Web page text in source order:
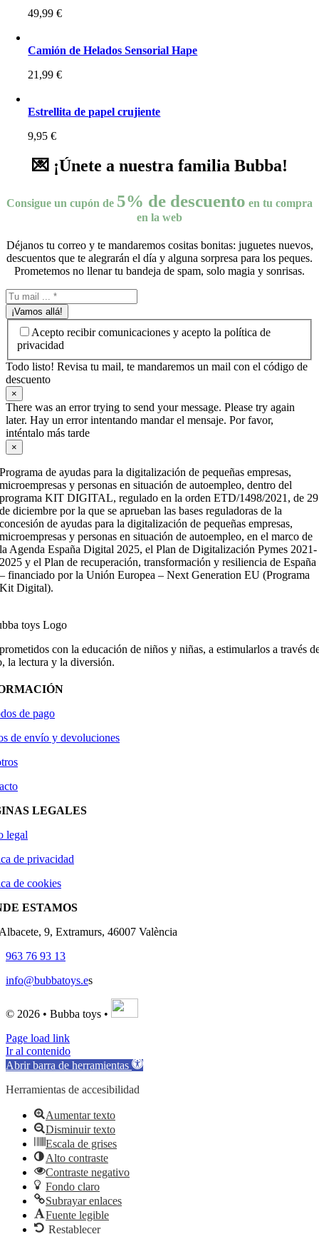
49,99€
Camión de Helados Sensorial Hape
21,99€
Estrellita de papel crujiente
9,95€
💌 ¡Únete a nuestra familia Bubba!
Consigue un cupón de 5% de descuento en tu compra
en la web
Déjanos tu correo y te mandaremos cositas bonitas: juguetes nuevos,
descuentos que te alegrarán el día y alguna sorpresa para los peques.
Prometemos no llenar tu bandeja de spam, solo magia y sonrisas.
¡Vamos allá!
Acepto recibir comunicaciones y acepto la política de
privacidad
Todo listo! Revisa tu mail, te mandaremos un mail con el código de
descuento
×
There was an error trying to send your message. Please try again
later. Hay un error intentando mandar el mensaje. Por favor,
inténtalo más tarde
×
Programa de ayudas para la digitalización de pequeñas empresas,
microempresas y personas en situación de autoempleo, dentro del
programa KIT DIGITAL, regulado en la orden ETD/1498/2021, de 29
de diciembre por la que se aprueban las bases reguladoras de la
concesión de ayudas para la digitalización de pequeñas empresas,
microempresas y personas en situación de autoempleo, en el marco de
la Agenda España Digital 2025, el Plan de Digitalización Pymes 2021-
2025 y el Plan de recuperación, transformación y resiliencia de España
– financiado por la Unión Europea – Next Generation EU (Programa
Kit Digital).
con la educación de niños y niñas, a estimularlos a través
la lectura y la diversión.
de pago
de envío y devoluciones
LEGALES
legal
de privacidad
de cookies
ESTAMOS
9, Extramurs, 46007 València
963 76 93 13
info@bubbatoys.es
© 2026 • Bubba toys •
Page load link
Ir al contenido
Abrir barra de herramientas
Herramientas de accesibilidad
Aumentar texto
Disminuir texto
Escala de grises
Alto contraste
Contraste negativo
Fondo claro
Subrayar enlaces
Fuente legible
Restablecer